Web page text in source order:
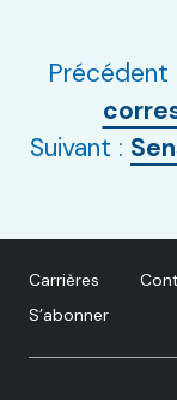
Précédent
Suivant :
Carrières
S’abonner